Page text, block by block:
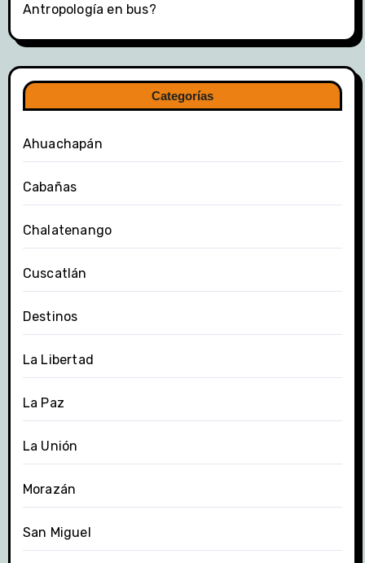
Antropología en bus?
Categorías
Ahuachapán
Cabañas
Chalatenango
Cuscatlán
Destinos
La Libertad
La Paz
La Unión
Morazán
San Miguel